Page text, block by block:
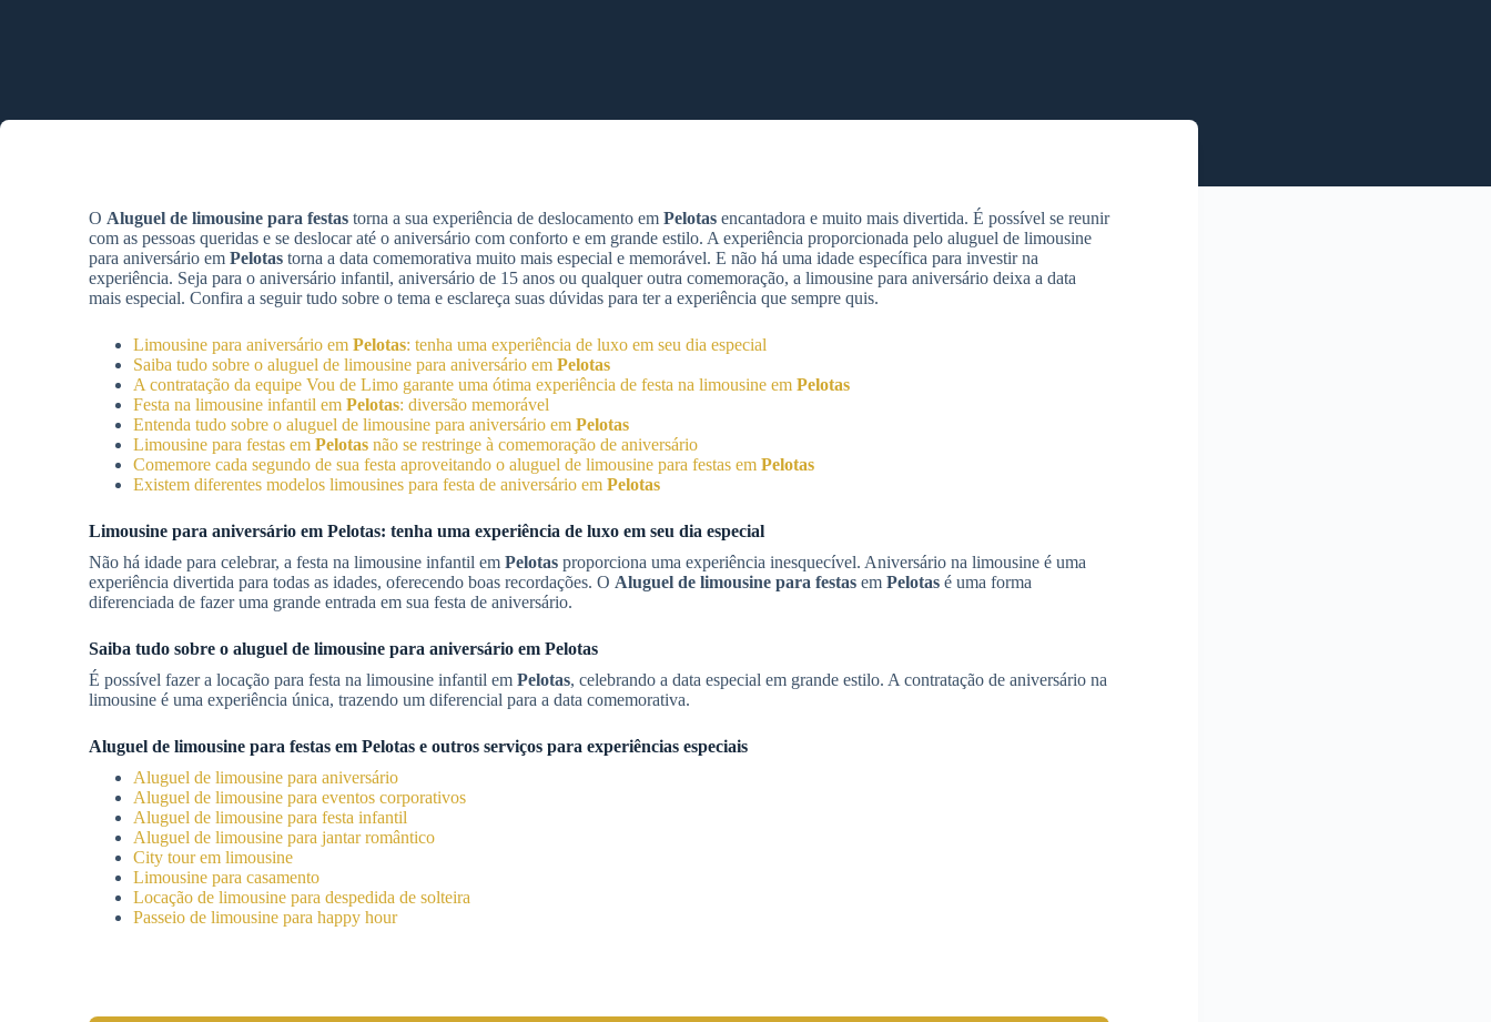
O Aluguel de limousine para festas torna a sua experiência de deslocamento em Pelotas encantadora e muito mais divertida. É possível se reunir
com as pessoas queridas e se deslocar até o aniversário com conforto e em grande estilo. A experiência proporcionada pelo aluguel de limousine
para aniversário em Pelotas torna a data comemorativa muito mais especial e memorável. E não há uma idade específica para investir na
experiência. Seja para o aniversário infantil, aniversário de 15 anos ou qualquer outra comemoração, a limousine para aniversário deixa a data
mais especial. Confira a seguir tudo sobre o tema e esclareça suas dúvidas para ter a experiência que sempre quis.
Limousine para aniversário em Pelotas: tenha uma experiência de luxo em seu dia especial
Saiba tudo sobre o aluguel de limousine para aniversário em Pelotas
A contratação da equipe Vou de Limo garante uma ótima experiência de festa na limousine em Pelotas
Festa na limousine infantil em Pelotas: diversão memorável
Entenda tudo sobre o aluguel de limousine para aniversário em Pelotas
Limousine para festas em Pelotas não se restringe à comemoração de aniversário
Comemore cada segundo de sua festa aproveitando o aluguel de limousine para festas em Pelotas
Existem diferentes modelos limousines para festa de aniversário em Pelotas
Limousine para aniversário em Pelotas: tenha uma experiência de luxo em seu dia especial
Não há idade para celebrar, a festa na limousine infantil em Pelotas proporciona uma experiência inesquecível. Aniversário na limousine é uma
experiência divertida para todas as idades, oferecendo boas recordações. O Aluguel de limousine para festas em Pelotas é uma forma
diferenciada de fazer uma grande entrada em sua festa de aniversário.
Saiba tudo sobre o aluguel de limousine para aniversário em Pelotas
É possível fazer a locação para festa na limousine infantil em Pelotas, celebrando a data especial em grande estilo. A contratação de aniversário na
limousine é uma experiência única, trazendo um diferencial para a data comemorativa.
Aluguel de limousine para festas em Pelotas e outros serviços para experiências especiais
Aluguel de limousine para aniversário
Aluguel de limousine para eventos corporativos
Aluguel de limousine para festa infantil
Aluguel de limousine para jantar romântico
City tour em limousine
Limousine para casamento
Locação de limousine para despedida de solteira
Passeio de limousine para happy hour